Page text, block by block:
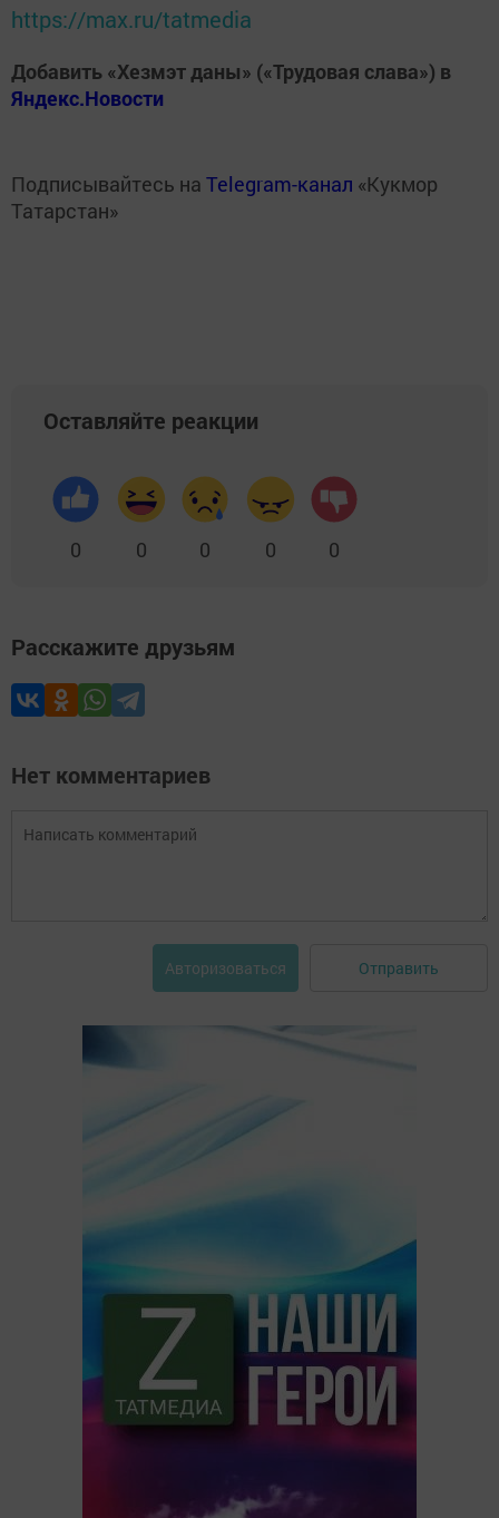
https://max.ru/tatmedia
Добавить «Хезмэт даны» («Трудовая слава») в
Яндекс.Новости
Подписывайтесь на Telegram-канал «Кукмор
Татарстан»
Оставляйте реакции
0 0 0 0 0
Расскажите друзьям
Нет комментариев
Авторизоваться Отправить